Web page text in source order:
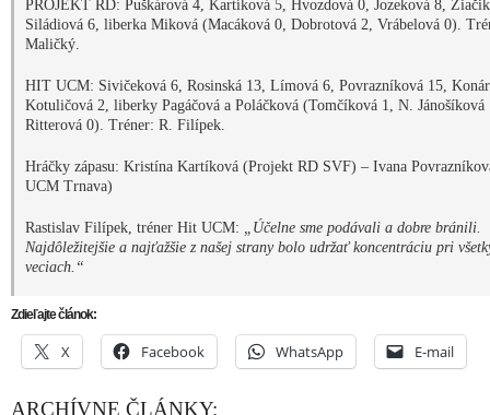
PROJEKT RD: Puškárová 4, Kartíková 5, Hvozdová 0, Jozeková 8,
Siládiová 6, liberka Miková (Macáková 0, Dobrotová 2, Vrábelová 0).
Maličký.
HIT UCM: Sivičeková 6, Rosinská 13, Límová 6, Povrazníková 15,
Kotuličová 2, liberky Pagáčová a Poláčková (Tomčíková 1, N. Jánošíková
Ritterová 0). Tréner: R. Filípek.
Hráčky zápasu: Kristína Kartíková (Projekt RD SVF) – Ivana
UCM Trnava)
Rastislav Filípek, tréner Hit UCM: „Účelne sme podávali a dobre bránili.
Najdôležitejšie a najťažšie z našej strany bolo udržať koncentráciu pri
veciach.“
Zdieľajte článok:
X Facebook WhatsApp E-mail
ARCHÍVNE ČLÁNKY: